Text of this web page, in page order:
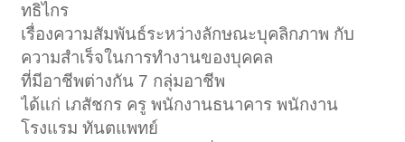
ทธิไกร
เรื่องความสัมพันธ์ระหว่างลักษณะบุคลิกภาพ กับ
ความสำเร็จในการทำงานของบุคคล
ที่มีอาชีพต่างกัน 7 กลุ่มอาชีพ
ได้แก่ เภสัชกร ครู พนักงานธนาคาร พนักงาน
โรงแรม ทันตแพทย์